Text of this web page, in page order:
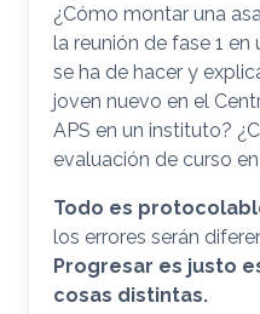
¿Cómo montar una
la reunión de fase 1 en
se ha de hacer y
joven nuevo en el
APS en un instituto?
evaluación de curso
Todo es
los errores serán
Progresar es justo
cosas distintas.